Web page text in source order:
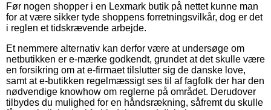
Før nogen shopper i en Lexmark butik på nettet kunne man
for at være sikker tyde shoppens forretningsvilkår, dog er det
i reglen et tidskrævende arbejde.
Et nemmere alternativ kan derfor være at undersøge om
netbutikken er e-mærke godkendt, grundet at det skulle være
en forsikring om at e-firmaet tilslutter sig de danske love,
samt at e-butikken regelmæssigt ses til af fagfolk der har den
nødvendige knowhow om reglerne på området. Derudover
tilbydes du mulighed for en håndsrækning, såfremt du skulle